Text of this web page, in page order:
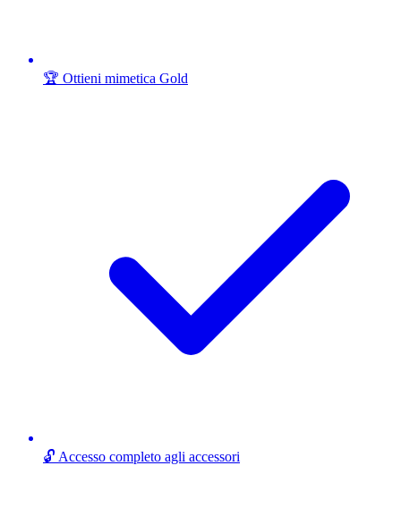
🏆 Ottieni mimetica Gold
🔓 Accesso completo agli accessori